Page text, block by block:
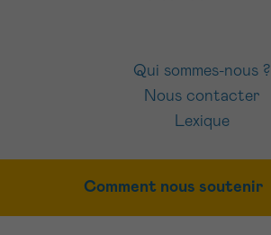
Qui sommes-nous ?
Nous contacter
Lexique
Comment nous soutenir